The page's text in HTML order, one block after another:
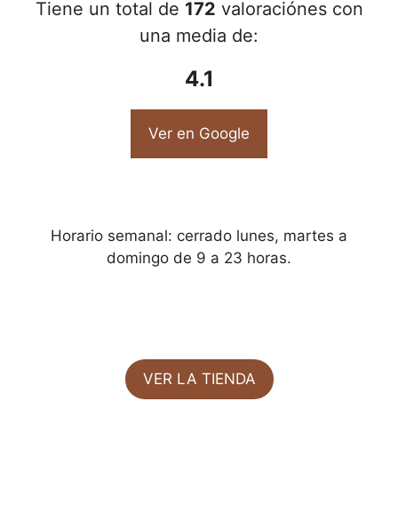
Tiene un total de 172 valoraciónes con
una media de:
4.1
Ver en Google
Horario semanal: cerrado lunes, martes a
domingo de 9 a 23 horas.
VER LA TIENDA